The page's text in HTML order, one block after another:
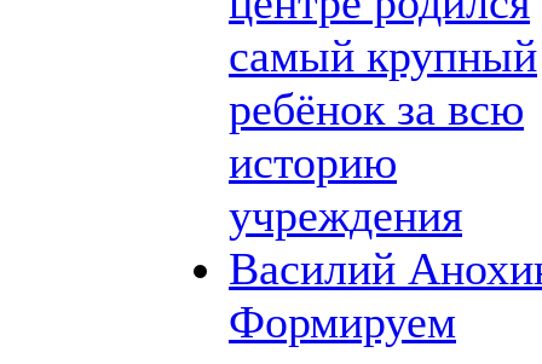
самый крупный
ребёнок за всю
историю
учреждения
Василий
Формируем